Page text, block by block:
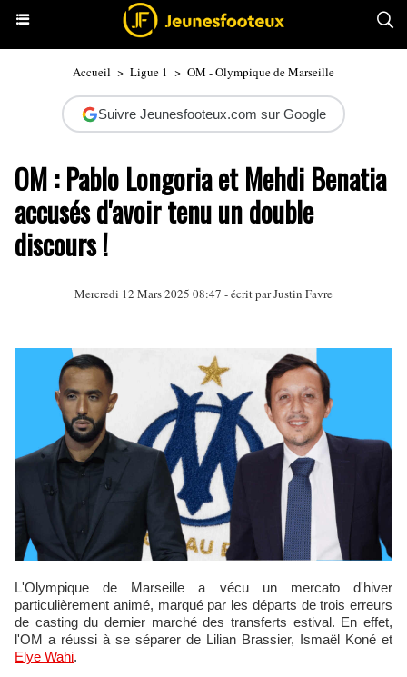
Accueil > Ligue 1 > OM - Olympique de Marseille
Suivre Jeunesfooteux.com sur Google
OM : Pablo Longoria et Mehdi Benatia
accusés d'avoir tenu un double
discours !
Mercredi 12 Mars 2025 08:47 - écrit parJustin Favre
L'Olympique de Marseille a vécu un mercato d'hiver
particulièrement animé, marqué par les départs de trois erreurs
de casting du dernier marché des transferts estival. En effet,
l'OM a réussi à se séparer de Lilian Brassier, Ismaël Koné et
Elye Wahi.